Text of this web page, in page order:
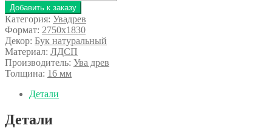
Добавить к заказу
Категория: Увадрев
Формат: 2750x1830
Декор: Бук натуральный
Материал: ЛДСП
Производитель: Ува древ
Толщина: 16 мм
Детали
Детали